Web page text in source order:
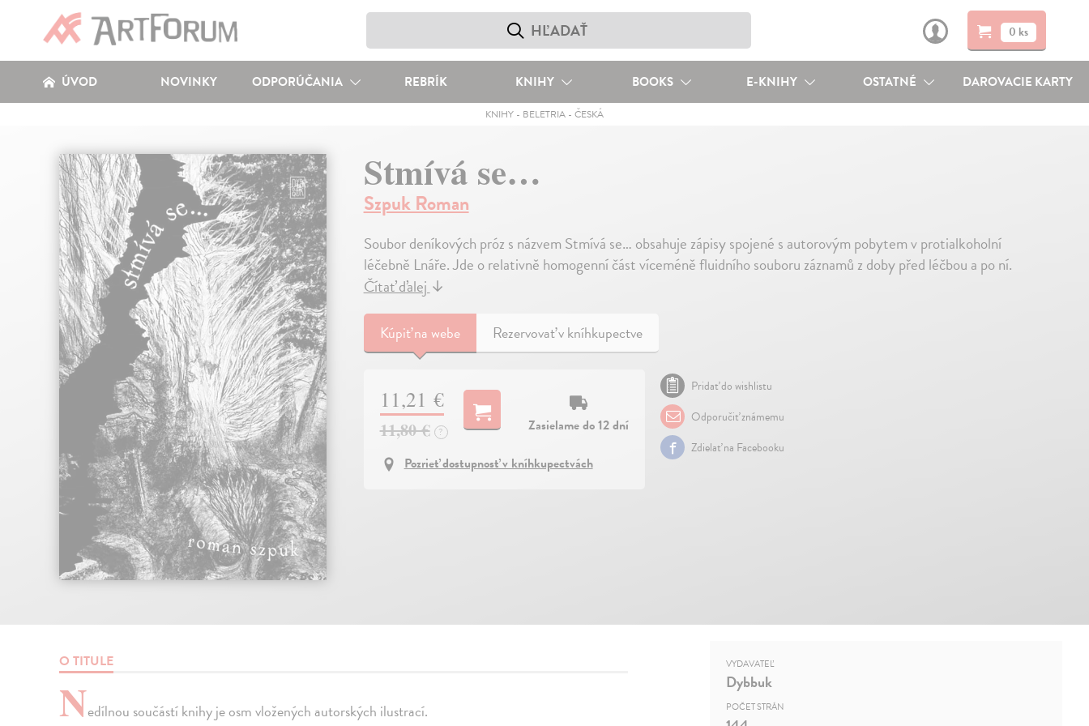
0 ks
ÚVOD NOVINKY ODPORÚČANIA REBRÍK KNIHY BOOKS E-KNIHY OSTATNÉ DAROVACIE KARTY
KNIHY- BELETRIA- ČESKÁ
Stmívá se…
Szpuk Roman
Soubor deníkových próz s názvem Stmívá se… obsahuje zápisy spojené s autorovým pobytem v protialkoholní
léčebně Lnáře. Jde o relativně homogenní část víceméně fluidního souboru záznamů z doby před léčbou a po ní.
Čítať ďalej↓
Kúpiťna webe Rezervovať v kníhkupectve
11,21 €
11,80 € ?
Zasielame do 12 dní
Pozrieť dostupnosť v kníhkupectvách
Pridať do wishlistu
Odporučiť známemu
Zdielať na Facebooku
O TITULE
Nedílnou součástí knihy je osm vložených autorských ilustrací.
VYDAVATEĽ
Dybbuk
POČET STRÁN